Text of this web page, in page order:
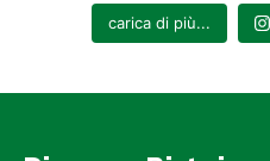
Cena al Museo
carica di più...